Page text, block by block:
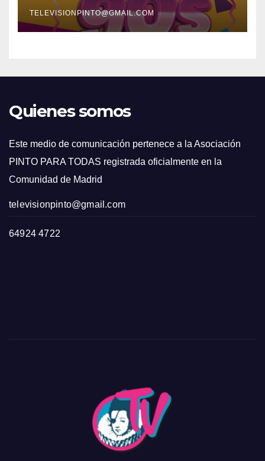
TELEVISIONPINTO@GMAIL.COM
Quienes somos
Este medio de comunicación pertenece a la Asociación
PINTO PARA TODAS registrada oficialmente en la
Comunidad de Madrid
televisionpinto@gmail.com
64924 4722